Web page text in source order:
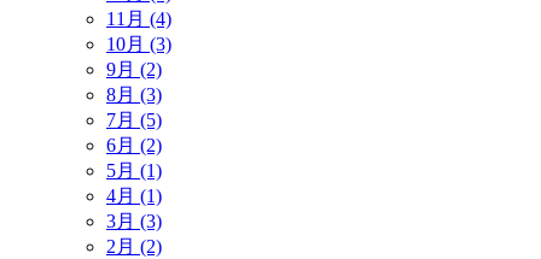
11月 (4)
10月 (3)
9月 (2)
8月 (3)
7月 (5)
6月 (2)
5月 (1)
4月 (1)
3月 (3)
2月 (2)